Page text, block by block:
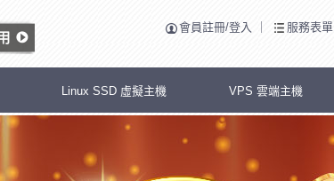
會員註冊/登入 服務表單
Linux SSD 虛擬主機 VPS 雲端主機